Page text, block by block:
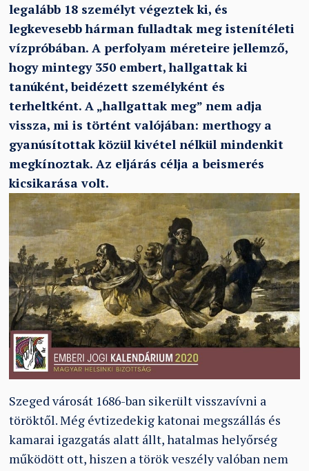
legalább 18 személyt végeztek ki, és
legkevesebb hárman fulladtak meg istenítéleti
vízpróbában. A perfolyam méreteire jellemző,
hogy mintegy 350 embert, hallgattak ki
tanúként, beidézett személyként és
terheltként. A „hallgattak meg” nem adja
vissza, mi is történt valójában: merthogy a
gyanúsítottak közül kivétel nélkül mindenkit
megkínoztak. Az eljárás célja a beismerés
kicsikarása volt.
Szeged városát 1686-ban sikerült visszavívni a
töröktől. Még évtizedekig katonai megszállás és
kamarai igazgatás alatt állt, hatalmas helyőrség
működött ott, hiszen a török veszély valóban nem